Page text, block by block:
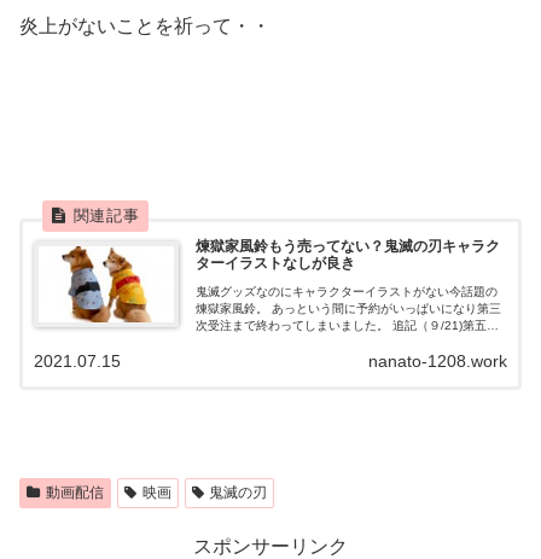
炎上がないことを祈って・・
煉獄家風鈴もう売ってない？鬼滅の刃キャラク
ターイラストなしが良き
鬼滅グッズなのにキャラクターイラストがない今話題の
煉獄家風鈴。 あっという間に予約がいっぱいになり第三
次受注まで終わってしまいました。 追記（９/21)第五次
てみました。 劇場版「鬼滅の刃...nanato-1208.work
2021.07.15
動画配信 映画 鬼滅の刃
スポンサーリンク